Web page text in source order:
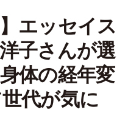
エッセイス
子さんが選
体の経年変
代が気に